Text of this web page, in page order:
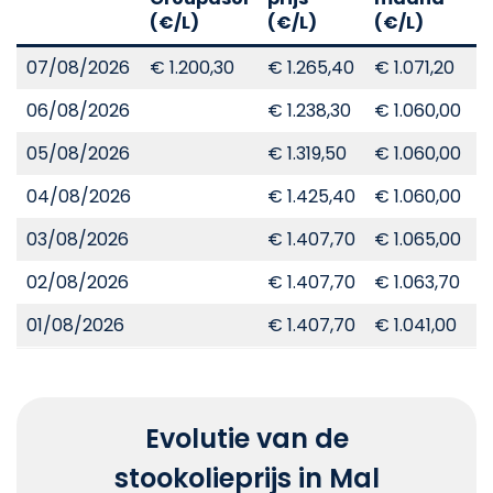
(€/L)
(€/L)
(€/L)
07/08/2026
€ 1.200,30 € 1.265,40 € 1.071,20
06/08/2026
€ 1.238,30 € 1.060,00
05/08/2026
€ 1.319,50 € 1.060,00
04/08/2026
€ 1.425,40 € 1.060,00
03/08/2026
€ 1.407,70 € 1.065,00
02/08/2026
€ 1.407,70 € 1.063,70
01/08/2026
€ 1.407,70 € 1.041,00
Evolutie van de
stookolieprijs in Mal